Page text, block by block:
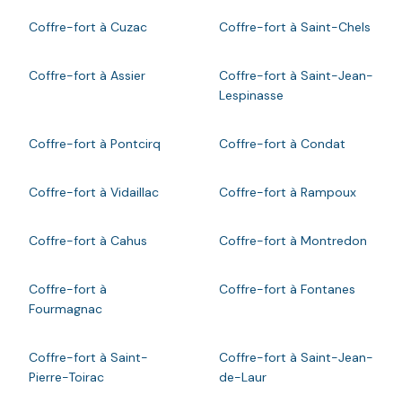
Coffre-fort à Cuzac Coffre-fort à Saint-Chels
Coffre-fort à Assier
Coffre-fort à Saint-Jean-
Lespinasse
Coffre-fort à Pontcirq Coffre-fort à Condat
Coffre-fort à Vidaillac Coffre-fort à Rampoux
Coffre-fort à Cahus Coffre-fort à Montredon
Coffre-fort à
Fourmagnac
Coffre-fort à Fontanes
Coffre-fort à Saint-
Pierre-Toirac
Coffre-fort à Saint-Jean-
de-Laur